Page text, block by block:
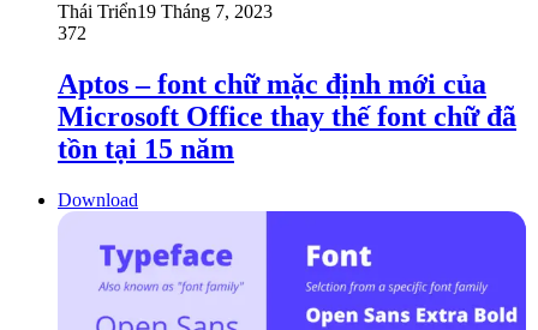
Thái Triển19 Tháng 7, 2023
372
Aptos – font chữ mặc định mới của
Microsoft Office thay thế font chữ đã
tồn tại 15 năm
Download